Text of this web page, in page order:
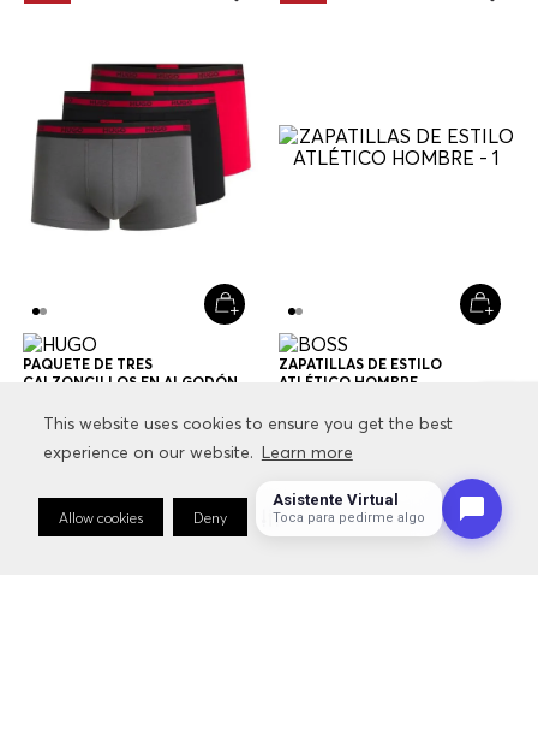
This website uses cookies to ensure you get the best
experience on our website. Learn more
Allow cookies Deny Cookie Preferences
This website uses cookies to ensure you get the best
experience on our website. Learn more
Allow cookies Deny Cookie Preferences
PAQUETE DE TRES
CALZONCILLOS EN ALGODÓN
CINTURA CALZONCILLOS
Multicolor
ZAPATILLAS DE ESTILO
ATLÉTICO HOMBRE
+1
Asistente Virtual
Toca para pedirme algo